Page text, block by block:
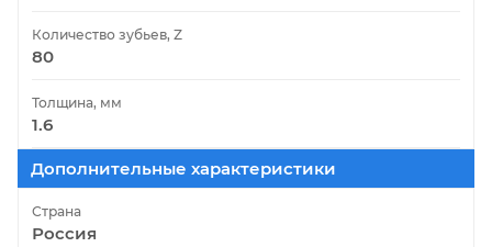
Количество зубьев, Z
80
Толщина, мм
1.6
Дополнительные характеристики
Страна
Россия